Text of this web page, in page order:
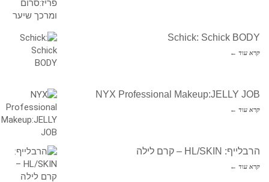
Schick: Schick BODY
קרא עוד ←
NYX Professional Makeup:JELLY JOB
קרא עוד ←
הרבלייף: HL/SKIN – קרם לילה
קרא עוד ←